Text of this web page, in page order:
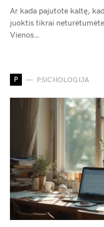
Ar kada pajutote kaltę,
juoktis tikrai
Vienos…
P PSICHOLOGIJA